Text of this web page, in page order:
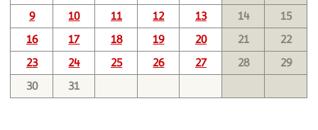
9
10 11 12 13 14
15
16
17 18 19 20 21
22
23
24 25 26 27 28
29
30
31